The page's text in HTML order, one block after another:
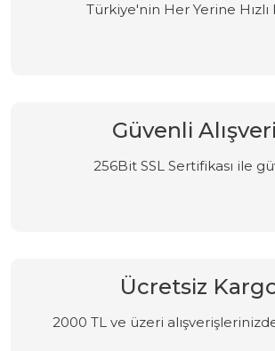
Türkiye'nin Her Yerine Hızlı
Güvenli
256Bit SSL Sertifikası ile
Ücretsiz
2000 TL ve üzeri